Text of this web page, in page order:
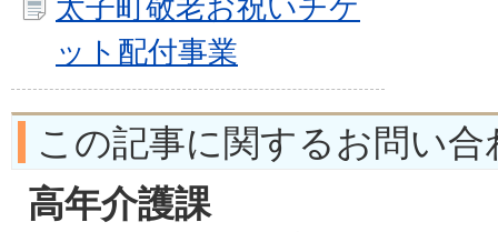
ット配付事業
この記事に関するお問い合
高年介護課